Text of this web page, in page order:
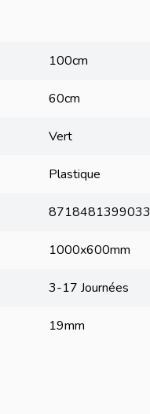
100cm
60cm
Vert
Plastique
8718481399033
1000x600mm
3-17 Journées
19mm